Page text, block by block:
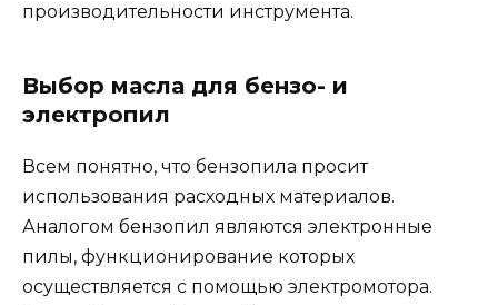
производительности инструмента.
Выбор масла для бензо- и
электропил
Всем понятно, что бензопила просит
использования расходных материалов.
Аналогом бензопил являются электронные
пилы, функционирование которых
осуществляется с помощью электромотора.